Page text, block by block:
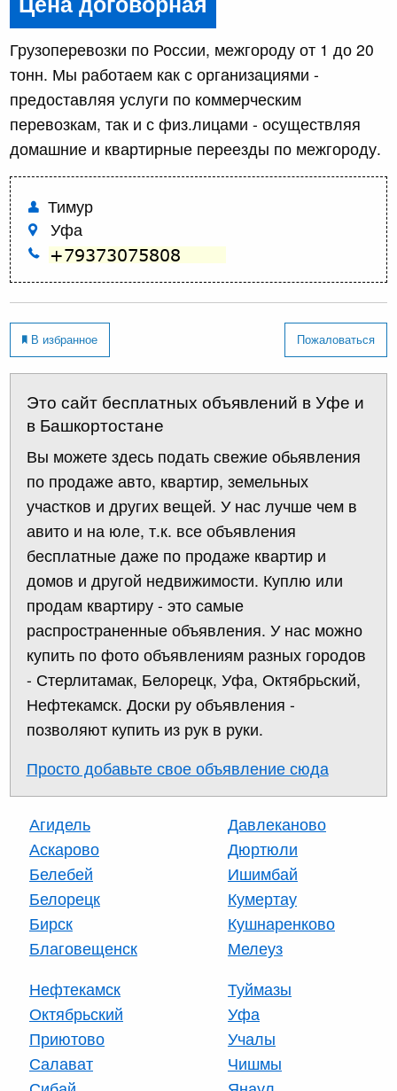
Грузоперевозки по России, межгороду от 1 до 20
тонн. Мы работаем как с организациями -
предоставляя услуги по коммерческим
перевозкам, так и с физ.лицами - осуществляя
домашние и квартирные переезды по межгороду.
Тимур
Уфа
В избранное Пожаловаться
Это сайт бесплатных объявлений в Уфе и
в Башкортостане
Вы можете здесь подать свежие обьявления
по продаже авто, квартир, земельных
участков и других вещей. У нас лучше чем в
авито и на юле, т.к. все объявления
бесплатные даже по продаже квартир и
домов и другой недвижимости. Куплю или
продам квартиру - это самые
распространенные объявления. У нас можно
купить по фото объявлениям разных городов
- Стерлитамак, Белорецк, Уфа, Октябрьский,
Нефтекамск. Доски ру объявления -
позволяют купить из рук в руки.
Просто добавьте свое объявление сюда
Агидель
Аскарово
Белебей
Белорецк
Бирск
Благовещенск
Давлеканово
Дюртюли
Ишимбай
Кумертау
Кушнаренково
Мелеуз
Нефтекамск
Октябрьский
Приютово
Салават
Туймазы
Уфа
Учалы
Чишмы